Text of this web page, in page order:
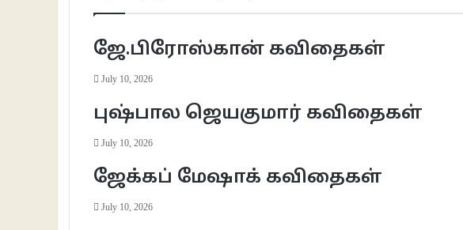
ஜே.பிரோஸ்கான் கவிதைகள்
July 10, 2026
புஷ்பால ஜெயகுமார் கவிதைகள்
July 10, 2026
ஜேக்கப் மேஷாக் கவிதைகள்
July 10, 2026